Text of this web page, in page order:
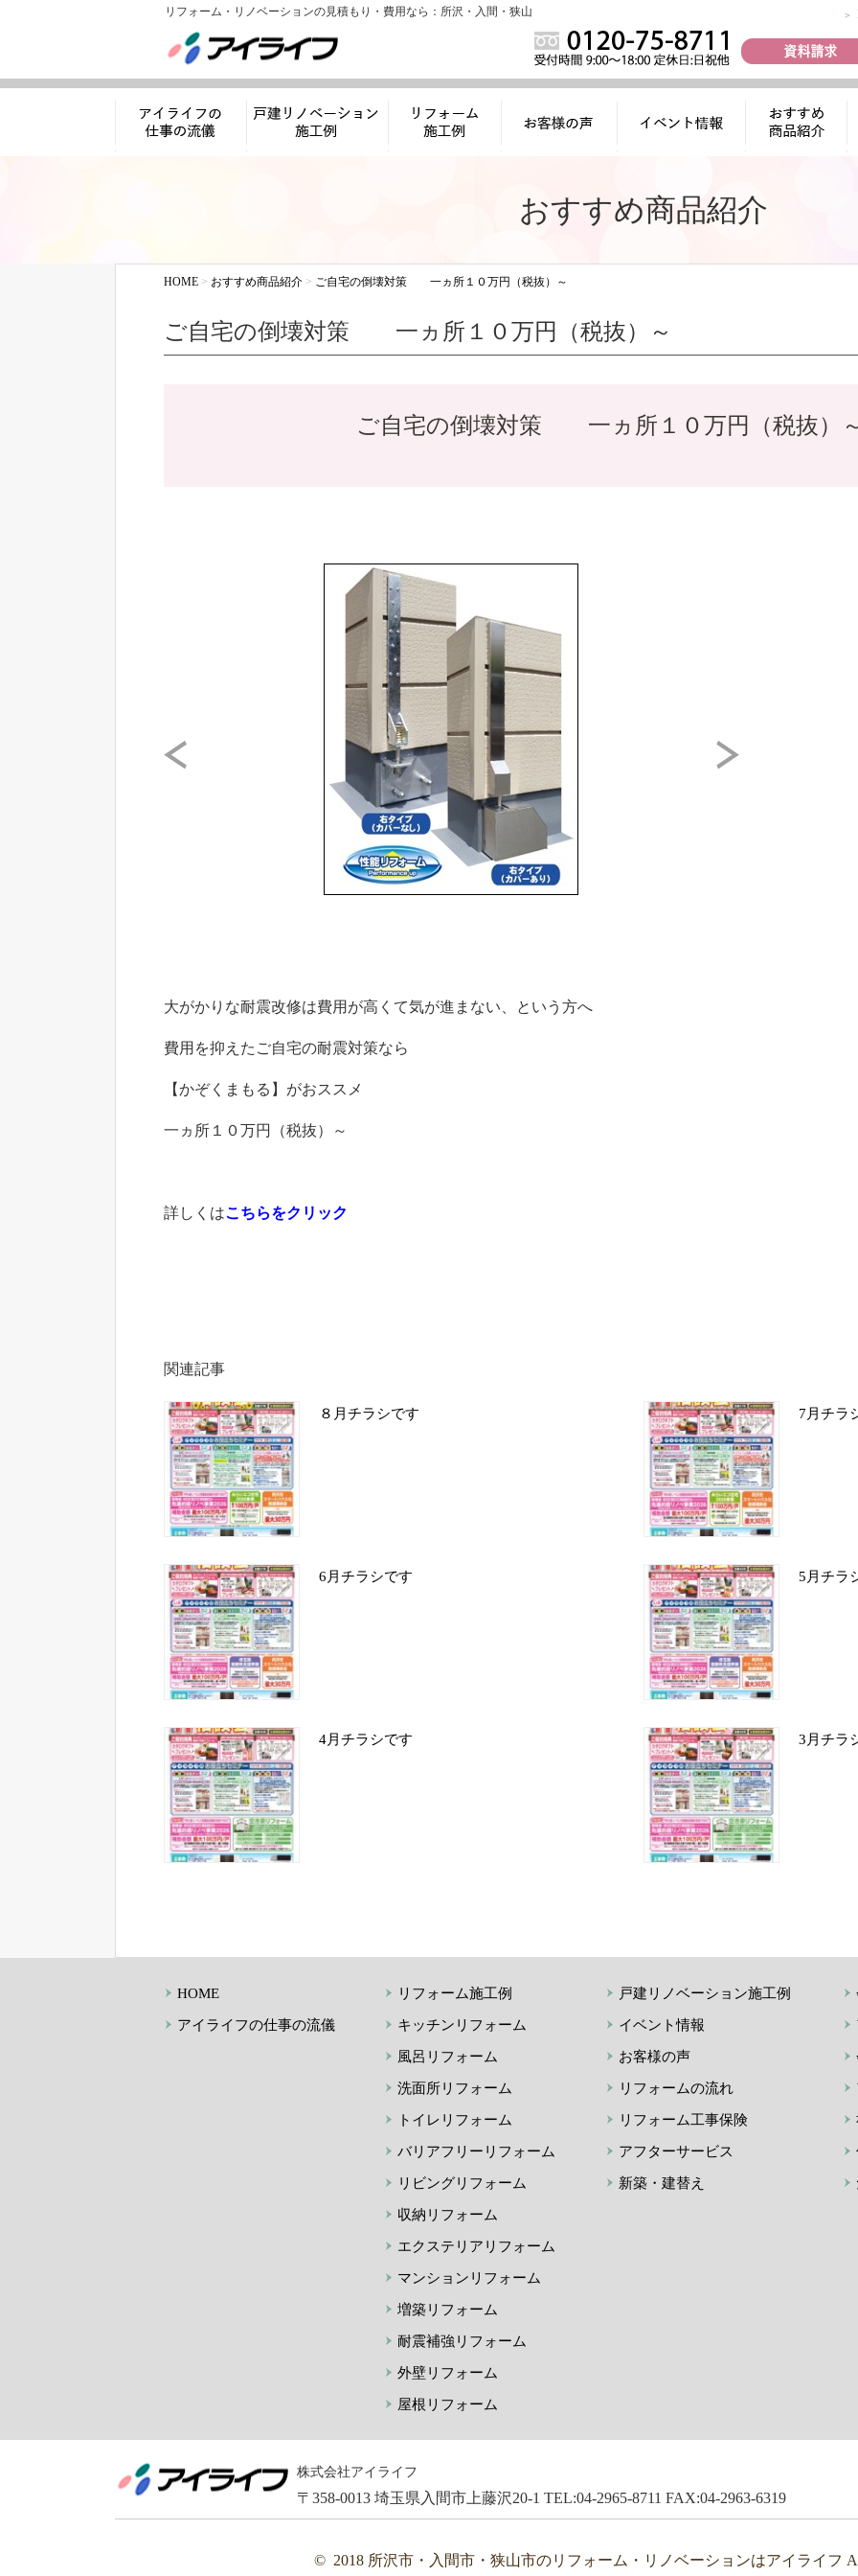
リフォーム・リノベーションの見積もり・費用なら：所沢・入間・狭山
おすすめ商品紹介
HOME> おすすめ商品紹介> ご自宅の倒壊対策 一ヵ所１０万円（税抜）～
ご自宅の倒壊対策 一ヵ所１０万円（税抜）～
ご自宅の倒壊対策 一ヵ所１０万円（税抜）
大がかりな耐震改修は費用が高くて気が進まない、という方へ
費用を抑えたご自宅の耐震対策なら
【かぞくまもる】がおススメ
一ヵ所１０万円（税抜）～
詳しくはこちらをクリック
関連記事
８月チラシです 7月チラ
6月チラシです 5月チラ
4月チラシです 3月チラ
HOME
アイライフの仕事の流儀
リフォーム施工例
キッチンリフォーム
風呂リフォーム
洗面所リフォーム
トイレリフォーム
バリアフリーリフォーム
リビングリフォーム
収納リフォーム
エクステリアリフォーム
マンションリフォーム
増築リフォーム
耐震補強リフォーム
外壁リフォーム
屋根リフォーム
戸建リノベーション施工例
イベント情報
お客様の声
リフォームの流れ
リフォーム工事保険
アフターサービス
新築・建替え
株式会社アイライフ
〒358-0013 埼玉県入間市上藤沢20-1 TEL:04-2965-8711 FAX:04-2963-6319
© 2018 所沢市・入間市・狭山市のリフォーム・リノベーションはアイライフ All